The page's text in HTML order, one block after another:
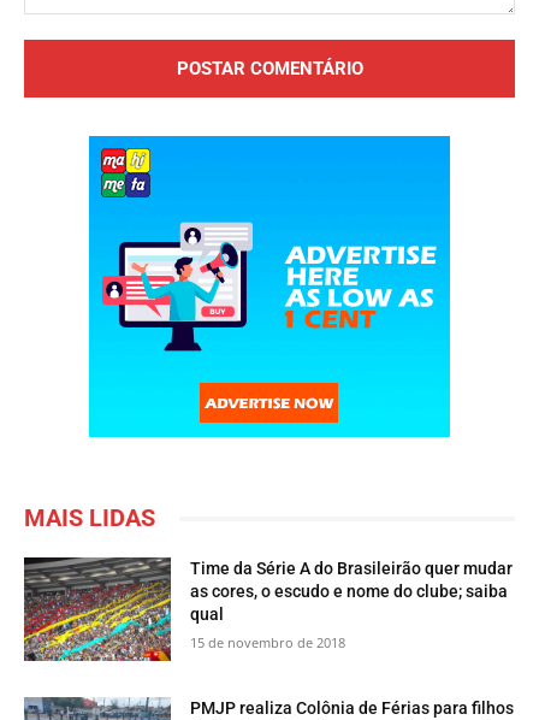
MAIS LIDAS
Time da Série A do Brasileirão quer mudar
as cores, o escudo e nome do clube; saiba
qual
15 de novembro de 2018
PMJP realiza Colônia de Férias para filhos